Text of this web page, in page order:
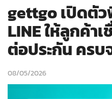
gettgo เปิดตัว
LINE ให้ลูกค้า
ต่อประกัน ครบ
08/05/2026